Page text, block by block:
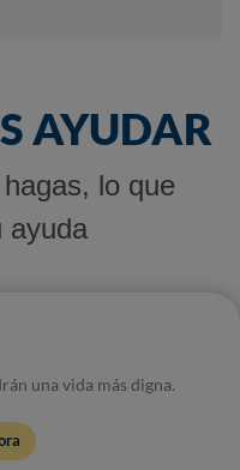
AYUDAR
lo que
ayuda
una vida más digna.